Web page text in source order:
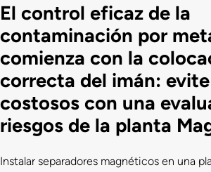
El control eficaz de la
contaminación por
comienza con la
correcta del imán:
costosos con una
riesgos de la planta
Instalar separadores magnéticos en una